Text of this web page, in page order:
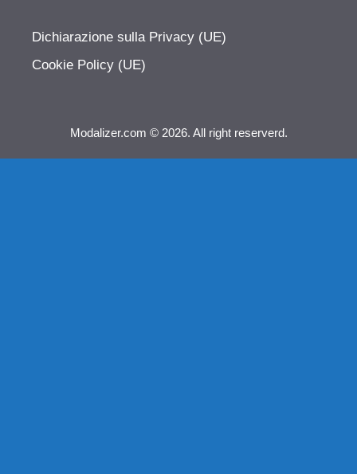
Dichiarazione sulla Privacy (UE)
Cookie Policy (UE)
Modalizer.com © 2026. All right reserverd.